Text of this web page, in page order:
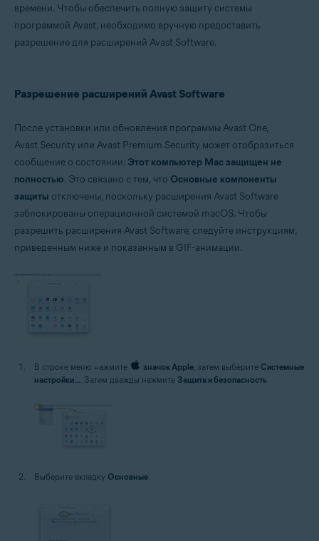
Apple macOS 10.15.x (Catalina)
Apple macOS 10.14.x (Mojave)
Apple macOS 10.13.x (High Sierra)
времени. Чтобы обеспечить полную защиту системы
программой Avast, необходимо вручную предоставить
разрешение для расширений Avast Software.
Разрешение расширений Avast Software
После установки или обновления программы Avast One,
Avast Security или Avast Premium Security может отобразиться
сообщение о состоянии: Этот компьютер Mac защищен не
полностью. Это связано с тем, что Основные компоненты
защиты отключены, поскольку расширения Avast Software
заблокированы операционной системой macOS. Чтобы
разрешить расширения Avast Software, следуйте инструкциям,
приведенным ниже и показанным в GIF-анимации.
В строке меню нажмите значок Apple, затем выберите Системные
настройки...
. Затем дважды нажмите Защита и безопасность
Выберите вкладку Основные.